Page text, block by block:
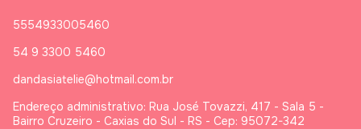
5554933005460
54 9 3300 5460
dandasiatelie@hotmail.com.br
Endereço administrativo: Rua José Tovazzi, 417 - Sala 5 -
Bairro Cruzeiro - Caxias do Sul - RS - Cep: 95072-342